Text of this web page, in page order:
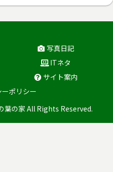
写真日記
ITネタ
サイト案内
ポリシー
の家 All Rights Reserved.